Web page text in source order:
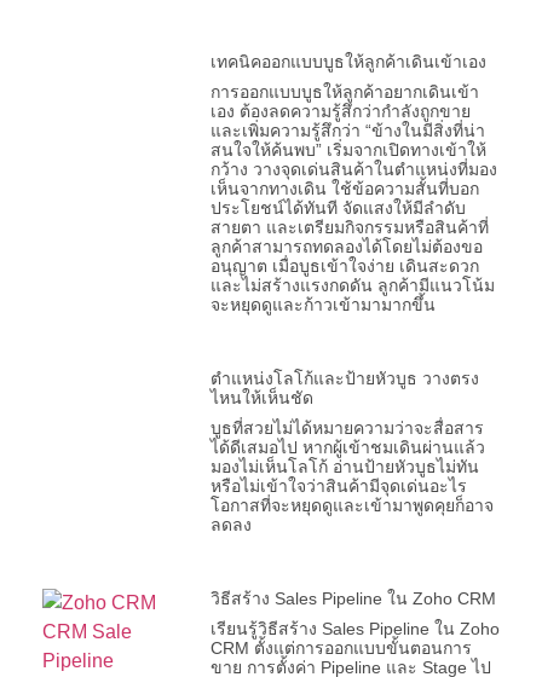
เทคนิคออกแบบบูธให้ลูกค้าเดินเข้าเอง
การออกแบบบูธให้ลูกค้าอยากเดินเข้า
เอง ต้องลดความรู้สึกว่ากำลังถูกขาย
และเพิ่มความรู้สึกว่า “ข้างในมีสิ่งที่น่า
สนใจให้ค้นพบ” เริ่มจากเปิดทางเข้าให้
กว้าง วางจุดเด่นสินค้าในตำแหน่งที่มอง
เห็นจากทางเดิน ใช้ข้อความสั้นที่บอก
ประโยชน์ได้ทันที จัดแสงให้มีลำดับ
สายตา และเตรียมกิจกรรมหรือสินค้าที่
ลูกค้าสามารถทดลองได้โดยไม่ต้องขอ
อนุญาต เมื่อบูธเข้าใจง่าย เดินสะดวก
และไม่สร้างแรงกดดัน ลูกค้ามีแนวโน้ม
จะหยุดดูและก้าวเข้ามามากขึ้น
ตำแหน่งโลโก้และป้ายหัวบูธ วางตรง
ไหนให้เห็นชัด
บูธที่สวยไม่ได้หมายความว่าจะสื่อสาร
ได้ดีเสมอไป หากผู้เข้าชมเดินผ่านแล้ว
มองไม่เห็นโลโก้ อ่านป้ายหัวบูธไม่ทัน
หรือไม่เข้าใจว่าสินค้ามีจุดเด่นอะไร
โอกาสที่จะหยุดดูและเข้ามาพูดคุยก็อาจ
ลดลง
วิธีสร้าง Sales Pipeline ใน Zoho CRM
เรียนรู้วิธีสร้าง Sales Pipeline ใน Zoho
CRM ตั้งแต่การออกแบบขั้นตอนการ
ขาย การตั้งค่า Pipeline และ Stage ไป